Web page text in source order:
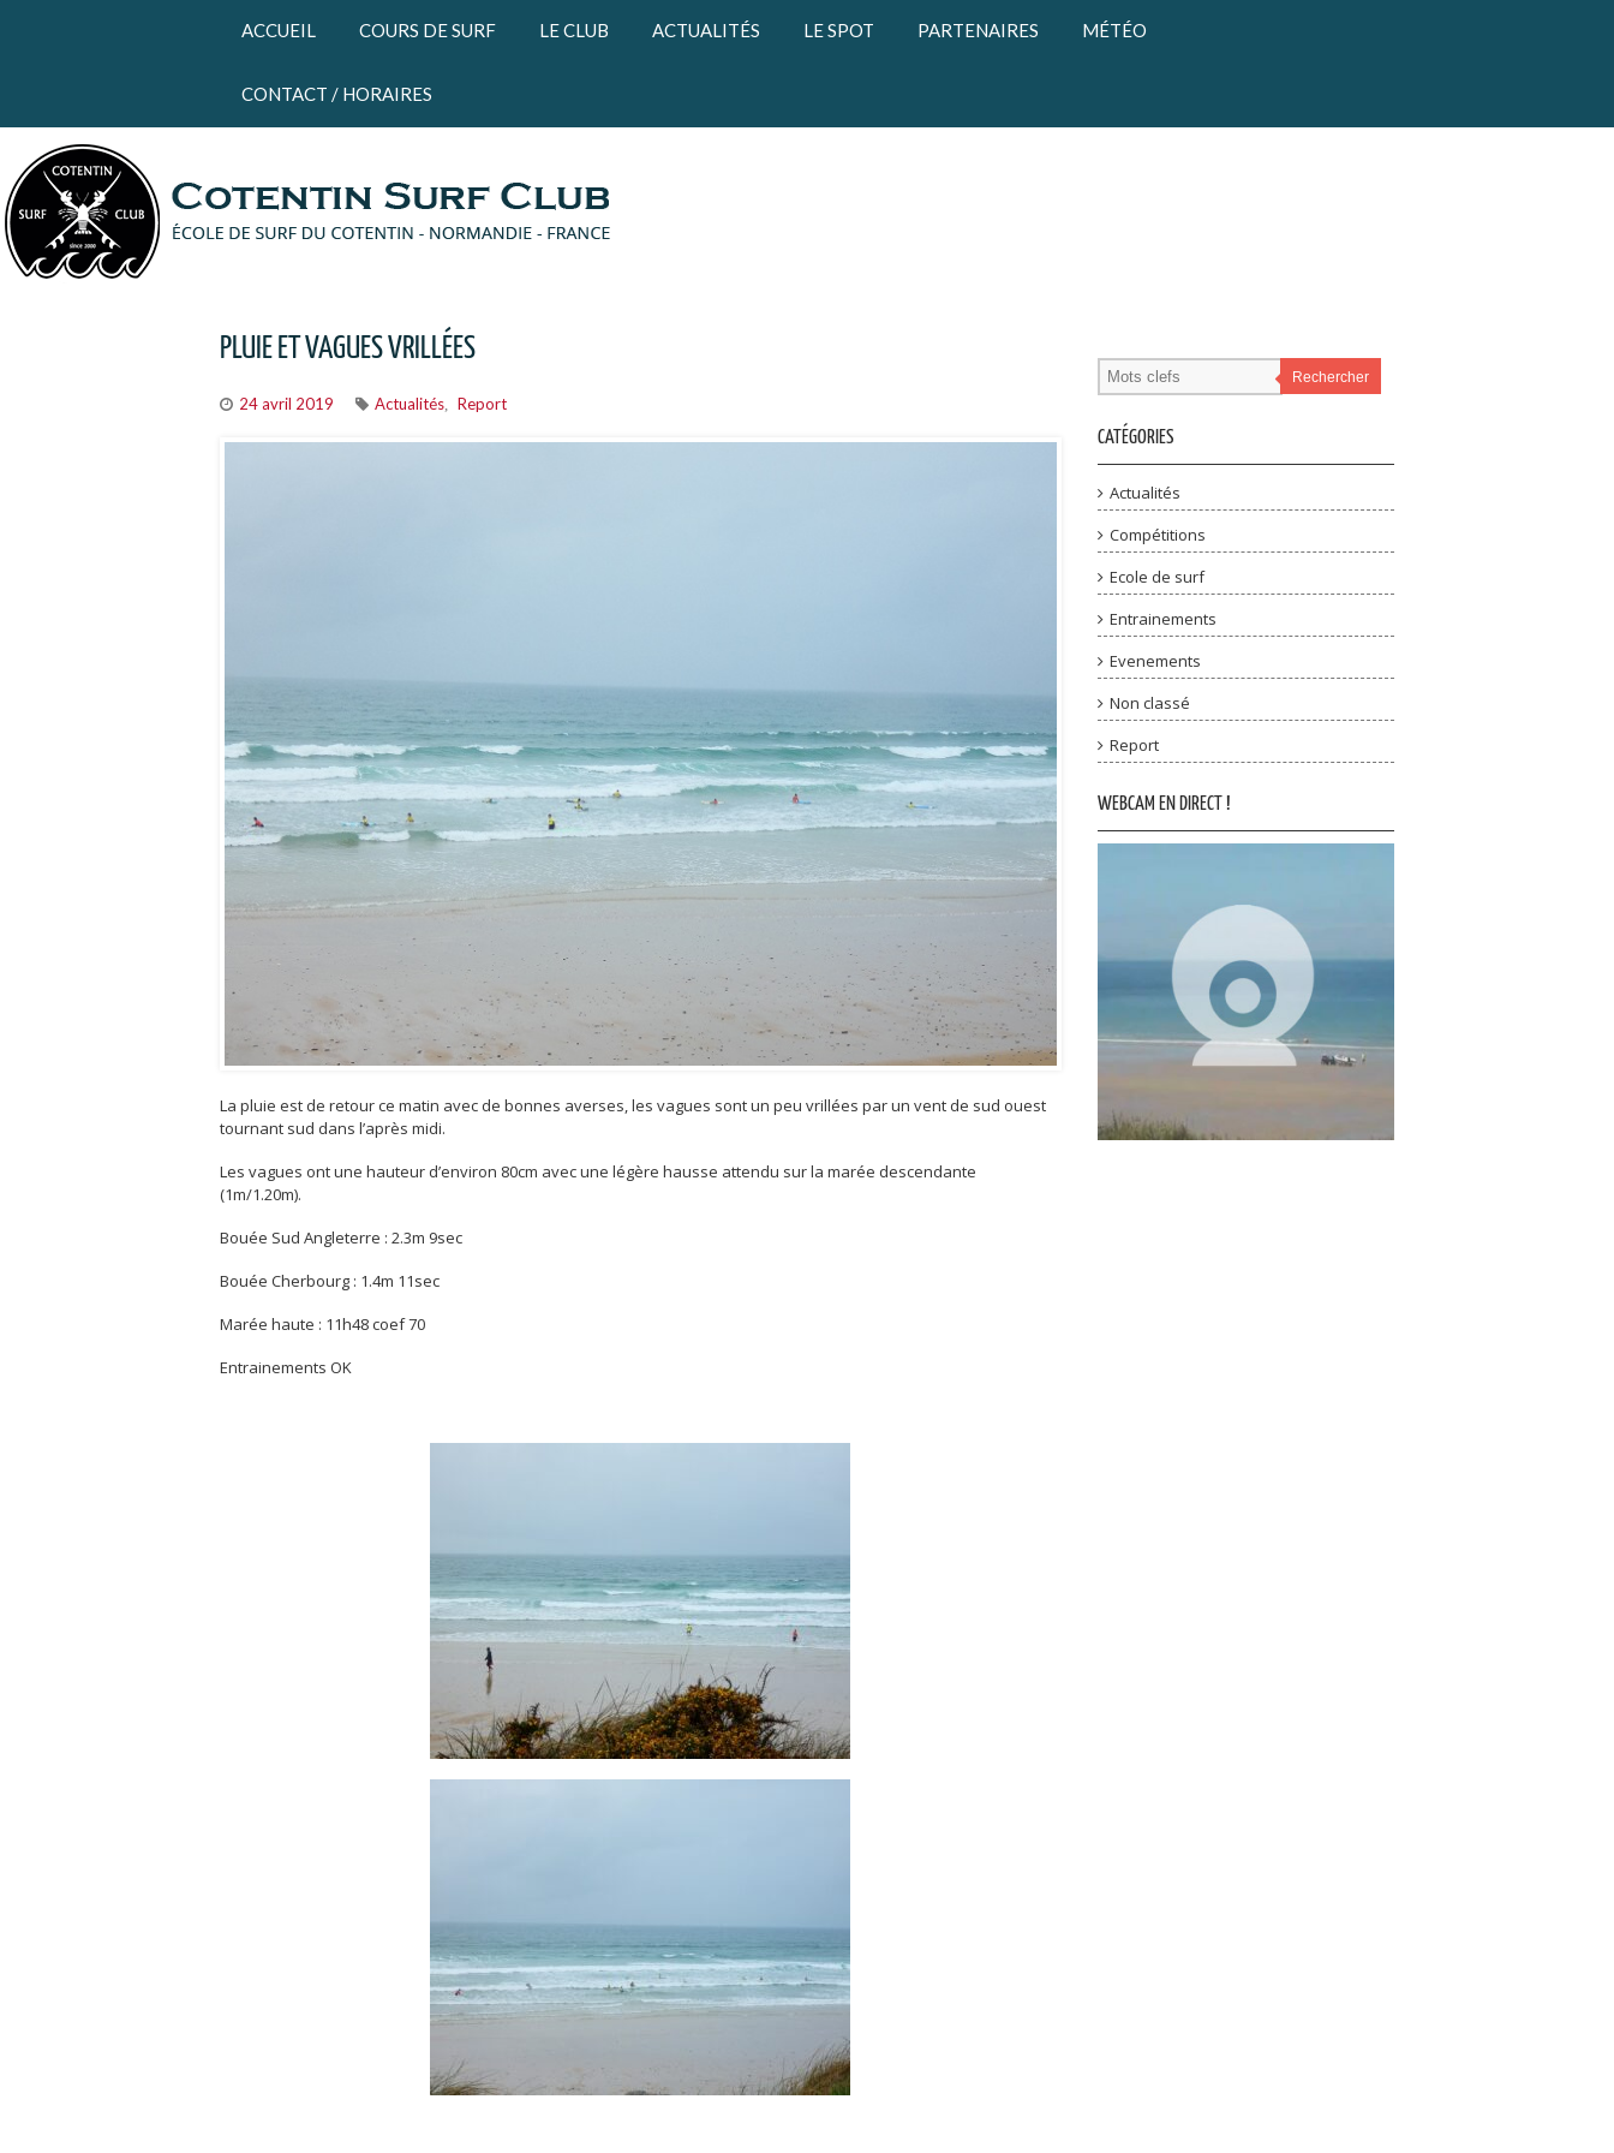
ACCUEIL COURS DE SURF LE CLUB ACTUALITÉS LE SPOT PARTENAIRES MÉTÉO
CONTACT / HORAIRES
PLUIE ET VAGUES VRILLÉES
24 avril 2019 Actualités Report
La pluie est de retour ce matin avec de bonnes averses, les vagues sont un peu vrillées par un vent de sud ouest
tournant sud dans l’après midi.
Les vagues ont une hauteur d’environ 80cm avec une légère hausse attendu sur la marée descendante
(1m/1.20m).
Bouée Sud Angleterre : 2.3m 9sec
Bouée Cherbourg : 1.4m 11sec
Marée haute : 11h48 coef 70
Entrainements OK
Rechercher
CATÉGORIES
Actualités
Compétitions
Ecole de surf
Entrainements
Evenements
Non classé
Report
WEBCAM EN DIRECT !